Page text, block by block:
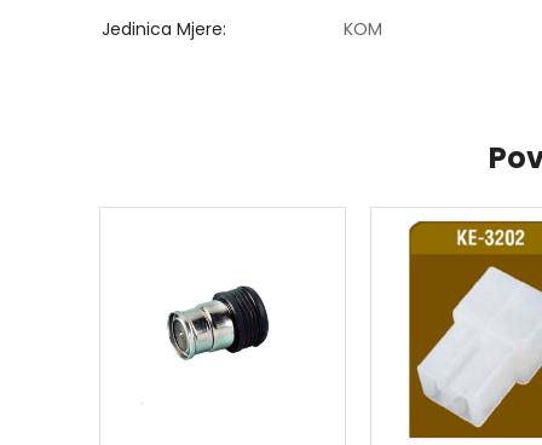
Jedinica Mjere KOM